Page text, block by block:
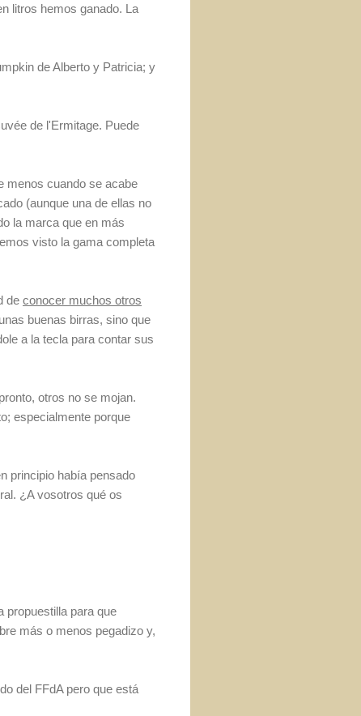
litros hemos ganado. La
de Alberto y Patricia; y
de l'Ermitage. Puede
menos cuando se acabe
(aunque una de ellas no
la marca que en más
visto la gama completa
de conocer muchos otros
buenas birras, sino que
a la tecla para contar sus
otros no se mojan.
especialmente porque
principio había pensado
¿A vosotros qué os
propuestilla para que
más o menos pegadizo y,
del FFdA pero que está